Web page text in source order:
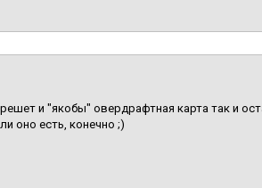
и "якобы" овердрафтная карта так и
оно есть, конечно ;)